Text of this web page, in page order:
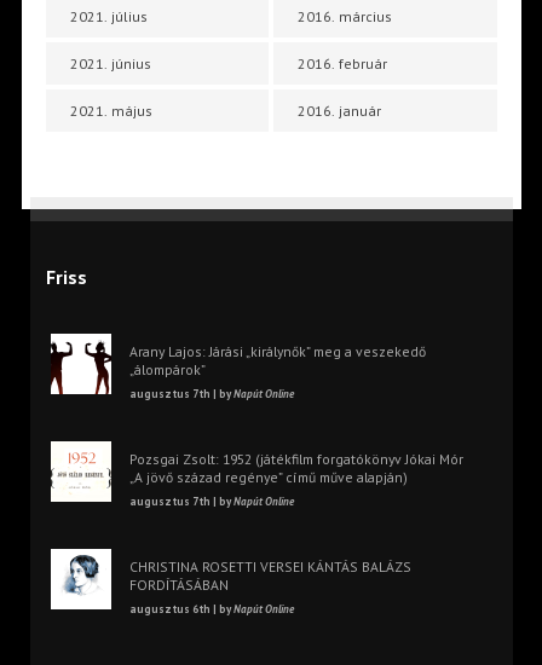
2021. július
2021. június
2021. május
2016. március
2016. február
2016. január
Friss
Arany Lajos: Járási „királynők” meg a veszekedő
„álompárok”
augusztus 7th | byNapút Online
Pozsgai Zsolt: 1952 (játékfilm forgatókönyv Jókai Mór
„A jövő század regénye” című műve alapján)
augusztus 7th | byNapút Online
CHRISTINA ROSETTI VERSEI KÁNTÁS BALÁZS
FORDÍTÁSÁBAN
augusztus 6th | byNapút Online